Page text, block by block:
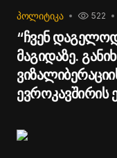
ᲞᲝᲚᲘᲢᲘᲙᲐ 522
“ჩვენ
მაგიდაზე.
ევროკავშირის